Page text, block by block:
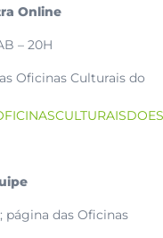
Online
– 20H
Oficinas Culturais do
página das Oficinas